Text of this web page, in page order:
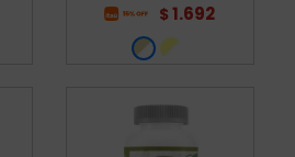
$ 1.692